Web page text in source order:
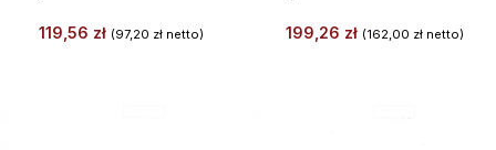
119,56 zł (97,20 zł netto) 199,26 zł (162,00 zł netto)